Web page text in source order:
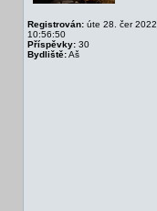
Registrován: úte 28. čer 2022
10:56:50
Příspěvky: 30
Bydliště:Aš